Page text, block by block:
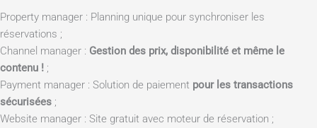
Property manager : Planning unique pour synchroniser les
réservations ;
Channel manager : Gestion des prix, disponibilité et même le
contenu ! ;
Payment manager : Solution de paiement pour les transactions
sécurisées ;
Website manager : Site gratuit avec moteur de réservation ;